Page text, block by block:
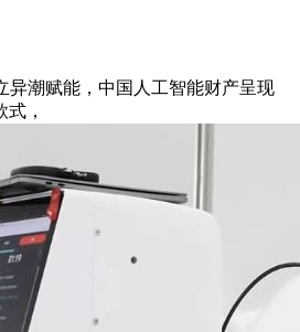
潮赋能，中国人工智能财产呈现
，